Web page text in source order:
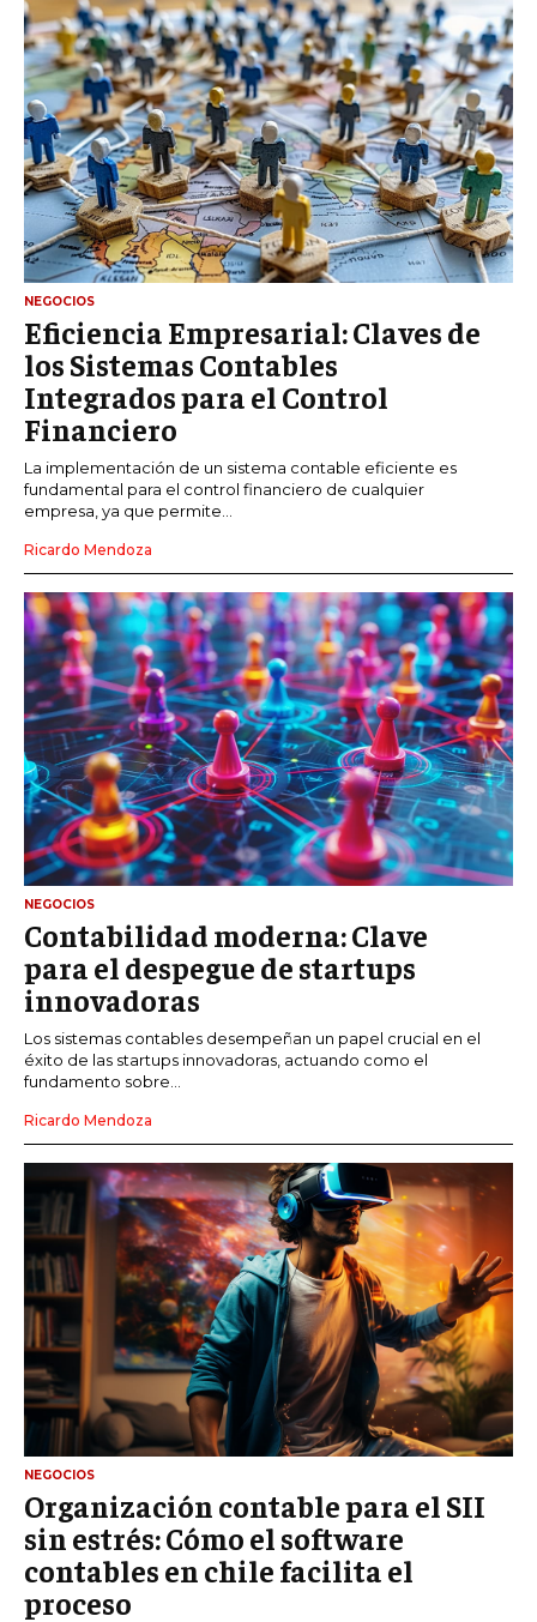
NEGOCIOS
Eficiencia Empresarial: Claves de
los Sistemas Contables
Integrados para el Control
Financiero
La implementación de un sistema contable eficiente es
fundamental para el control financiero de cualquier
empresa, ya que permite...
Ricardo Mendoza
NEGOCIOS
Contabilidad moderna: Clave
para el despegue de startups
innovadoras
Los sistemas contables desempeñan un papel crucial en el
éxito de las startups innovadoras, actuando como el
fundamento sobre...
Ricardo Mendoza
NEGOCIOS
Organización contable para el SII
sin estrés: Cómo el software
contables en chile facilita el
proceso